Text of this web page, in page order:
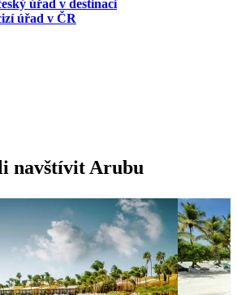
úřad v destinaci
úřad v ČR
navštívit Arubu